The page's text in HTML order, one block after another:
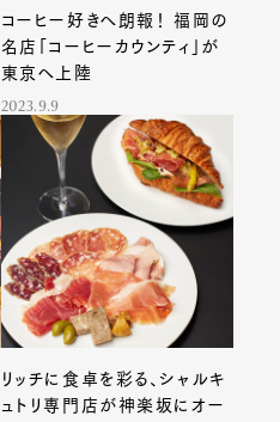
コーヒー好きへ朗報！ 福岡の
名店「コーヒーカウンティ」が
東京へ上陸
2023.9.9
リッチに食卓を彩る、シャルキ
ュトリ専門店が神楽坂にオー